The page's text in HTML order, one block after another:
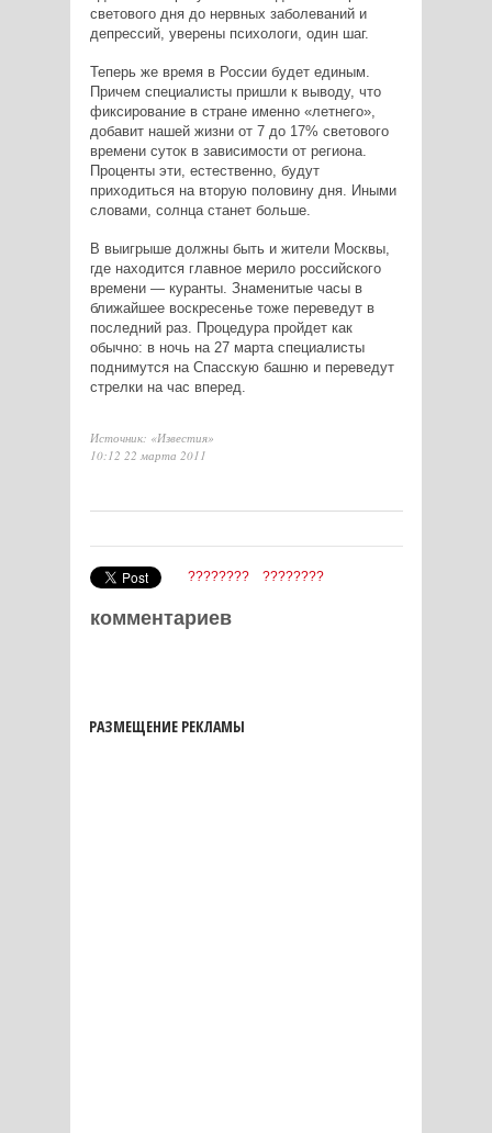
светового дня до нервных заболеваний и
депрессий, уверены психологи, один шаг.
Теперь же время в России будет единым.
Причем специалисты пришли к выводу, что
фиксирование в стране именно «летнего»,
добавит нашей жизни от 7 до 17% светового
времени суток в зависимости от региона.
Проценты эти, естественно, будут
приходиться на вторую половину дня. Иными
словами, солнца станет больше.
В выигрыше должны быть и жители Москвы,
где находится главное мерило российского
времени — куранты. Знаменитые часы в
ближайшее воскресенье тоже переведут в
последний раз. Процедура пройдет как
обычно: в ночь на 27 марта специалисты
поднимутся на Спасскую башню и переведут
стрелки на час вперед.
Источник: «Известия»
10:12 22 марта 2011
???????? ????????
комментариев
РАЗМЕЩЕНИЕ РЕКЛАМЫ